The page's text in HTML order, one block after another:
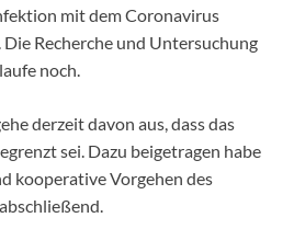
mit dem Coronavirus
Recherche und Untersuchung
noch.
derzeit davon aus, dass das
sei. Dazu beigetragen habe
kooperative Vorgehen des